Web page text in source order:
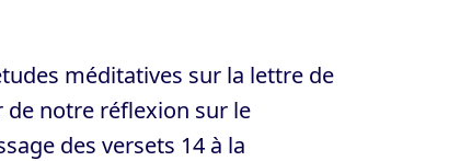
méditatives sur la lettre de
de notre réflexion sur le
des versets 14 à la